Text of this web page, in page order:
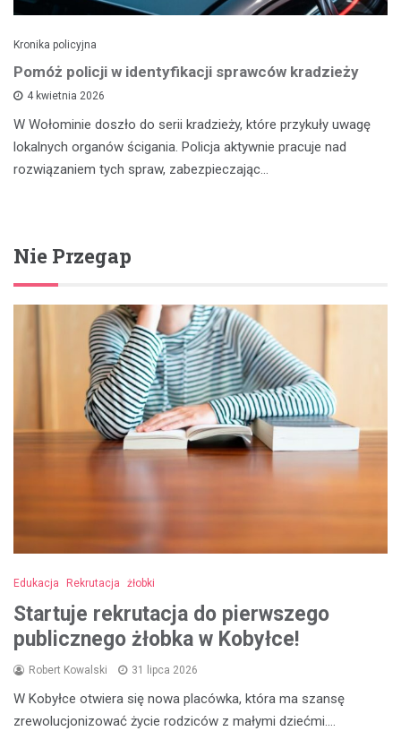
Kronika policyjna
Pomóż policji w identyfikacji sprawców kradzieży
4 kwietnia 2026
W Wołominie doszło do serii kradzieży, które przykuły uwagę
lokalnych organów ścigania. Policja aktywnie pracuje nad
rozwiązaniem tych spraw, zabezpieczając…
Nie Przegap
Edukacja Rekrutacja żłobki
Startuje rekrutacja do pierwszego
publicznego żłobka w Kobyłce!
Robert Kowalski 31 lipca 2026
W Kobyłce otwiera się nowa placówka, która ma szansę
zrewolucjonizować życie rodziców z małymi dziećmi.…